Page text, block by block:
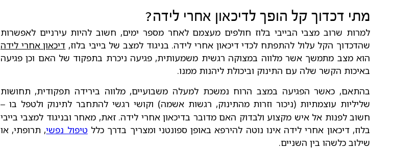
מתי דכדוך קל הופך לדיכאון אחרי לידה?
למרות שרוב מצבי הבייבי בלוז חולפים מעצמם לאחר מספר ימים, חשוב להיות עירניים לאפשרות
שהדכדוך הקל עלול להתפתח לכדי דיכאון אחרי לידה. בניגוד למצב של בייבי בלוז, דיכאון אחרי לידה
הוא מצב מתמשך אשר מלווה במצוקה רגשית משמעותית, פגיעה ניכרת בתפקוד של האם וכן פגיעה
באיכות הקשר שלה עם התינוק וביכולת ליהנות ממנו.
בהתאם, כאשר הפגיעה במצב הרוח נמשכת למעלה משבועיים, מלווה בירידה תפקודית, תחושות
שליליות עוצמתיות (ניכור וזרות מהתינוק, רגשות אשמה) וקושי רגשי להתחבר לתינוק ולטפל בו–
חשוב לפנות אל איש מקצוע ולבדוק האם מדובר בדיכאון אחרי לידה. זאת, מאחר ובניגוד למצבי בייבי
בלוז, דיכאון אחרי לידה אינו נוטה להירפא באופן ספונטני ומצריך בדרך כלל טיפול נפשי, תרופתי, או
שילוב כלשהו בין השניים.